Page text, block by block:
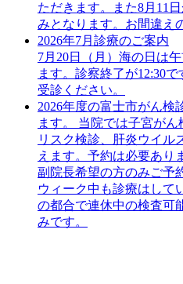
ただきます。また8月11
みとなります。お間違え
2026年7月診療のご案内
7月20日（月）海の日は
ます。診察終了が12:30
受診ください。
2026年度の富士市がん検
ます。 当院では子宮が
リスク検診、肝炎ウイル
えます。予約は必要あり
副院長希望の方のみご予
ウィーク中も診療はして
の都合で連休中の検査可
みです。